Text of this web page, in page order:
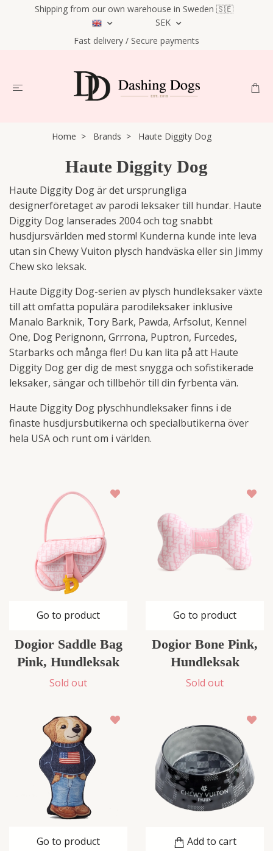
Shipping from our own warehouse in Sweden 🇸🇪
SEK
Fast delivery / Secure payments
Home Brands Haute Diggity Dog
Haute Diggity Dog
Haute Diggity Dog är det ursprungliga
designerföretaget av parodi leksaker till hundar. Haute
Diggity Dog lanserades 2004 och tog snabbt
husdjursvärlden med storm! Kunderna kunde inte leva
utan sin Chewy Vuiton plysch handväska eller sin Jimmy
Chew sko leksak.
Haute Diggity Dog-serien av plysch hundleksaker växte
till att omfatta populära parodileksaker inklusive
Manalo Barknik, Tory Bark, Pawda, Arfsolut, Kennel
One, Dog Perignonn, Grrrona, Puptron, Furcedes,
Starbarks och många fler! Du kan lita på att Haute
Diggity Dog ger dig de mest snygga och sofistikerade
leksaker, sängar och tillbehör till din fyrbenta vän.
Haute Diggity Dog plyschhundleksaker finns i de
finaste husdjursbutikerna och specialbutikerna över
hela USA och runt om i världen.
Go to product
Dogior Saddle Bag
Pink, Hundleksak
Sold out
Go to product
Dogior Bone Pink,
Hundleksak
Sold out
Go to product Add to cart